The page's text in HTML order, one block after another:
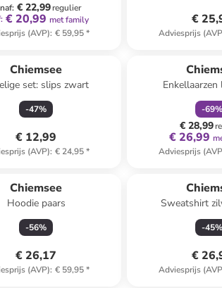
: € 22,99regulier
: € 20,99 met family
(AVP): € 59,95*
€
Adviesprijs
Chiemsee
set: slips zwart
-47%
€ 12,99
(AVP): € 24,95*
-69%
€ 28,99
€ 26,99
Adviesprijs
Chiemsee
Hoodie paars
-56%
€ 26,17
(AVP): € 59,95*
Sweatshirt
-45%
€
Adviesprijs